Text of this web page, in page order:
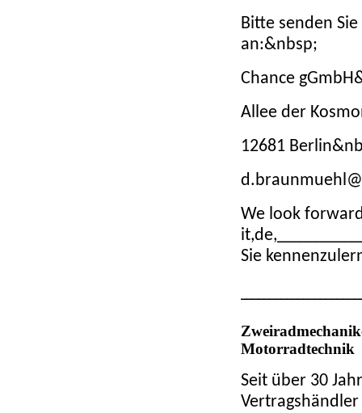
Bitte senden
an:&nbsp;
Chance
Allee der
12681
We look
Sie
Motorradtechnik
Seit über 30